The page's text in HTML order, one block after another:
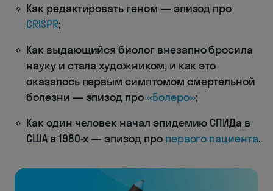
Как редактировать геном — эпизод про
CRISPR;
Как выдающийся биолог внезапно бросила
науку и стала художником, и как это
оказалось первым симптомом смертельной
болезни — эпизод про «Болеро»;
Как один человек начал эпидемию СПИДа в
США в 1980-х — эпизод про первого пациента.